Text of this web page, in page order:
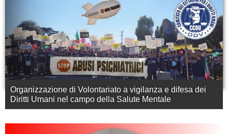
contenuto
principale
Organizzazione di Volontariato a vigilanza e difesa dei
Diritti Umani nel campo della Salute Mentale